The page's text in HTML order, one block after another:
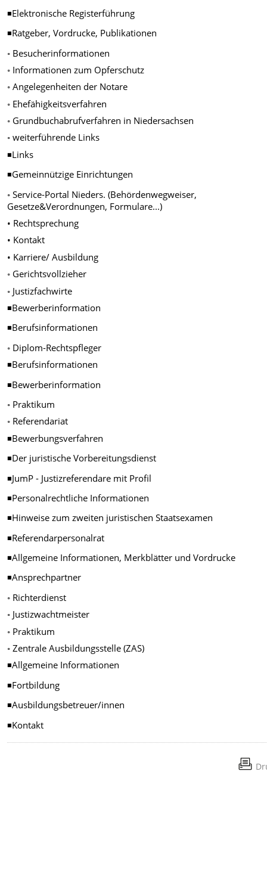
◾Elektronische Registerführung
◾Ratgeber, Vordrucke, Publikationen
◦ Besucherinformationen
◦ Informationen zum Opferschutz
◦ Angelegenheiten der Notare
◦ Ehefähigkeitsverfahren
◦ Grundbuchabrufverfahren in Niedersachsen
◦ weiterführende Links
◾Links
◾Gemeinnützige Einrichtungen
◦ Service-Portal Nieders. (Behördenwegweiser,
Gesetze&Verordnungen, Formulare...)
• Rechtsprechung
• Kontakt
• Karriere/ Ausbildung
◦ Gerichtsvollzieher
◦ Justizfachwirte
◾Bewerberinformation
◾Berufsinformationen
◦ Diplom-Rechtspfleger
◾Berufsinformationen
◾Bewerberinformation
◦ Praktikum
◦ Referendariat
◾Bewerbungsverfahren
◾Der juristische Vorbereitungsdienst
◾JumP - Justizreferendare mit Profil
◾Personalrechtliche Informationen
◾Hinweise zum zweiten juristischen Staatsexamen
◾Referendarpersonalrat
◾Allgemeine Informationen, Merkblätter und Vordrucke
◾Ansprechpartner
◦ Richterdienst
◦ Justizwachtmeister
◦ Praktikum
◦ Zentrale Ausbildungsstelle (ZAS)
◾Allgemeine Informationen
◾Fortbildung
◾Ausbildungsbetreuer/innen
◾Kontakt